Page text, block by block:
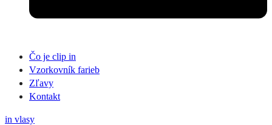
Čo je clip in
Vzorkovník farieb
Zľavy
Kontakt
in vlasy